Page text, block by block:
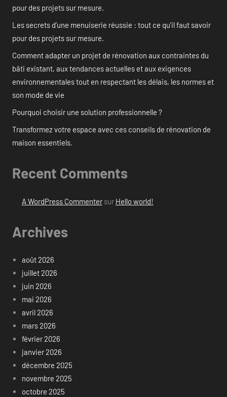
pour des projets sur mesure.
Les secrets d’une menuiserie réussie : tout ce qu’il faut savoir
pour des projets sur mesure.
Comment adapter un projet de rénovation aux contraintes du
bâti existant, aux tendances actuelles et aux exigences
environnementales tout en respectant les délais, les normes et
son mode de vie
Pourquoi choisir une solution professionnelle ?
Transformez votre espace avec ces conseils de rénovation de
maison essentiels.
Recent Comments
A WordPress Commentersur Hello world!
Archives
août 2026
juillet 2026
juin 2026
mai 2026
avril 2026
mars 2026
février 2026
janvier 2026
décembre 2025
novembre 2025
octobre 2025